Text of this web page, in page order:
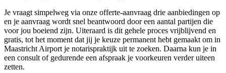
Je vraagt simpelweg via onze offerte-aanvraag drie aanbiedingen op
en je aanvraag wordt snel beantwoord door een aantal partijen die
voor jou boeiend zijn. Uiteraard is dit gehele proces vrijblijvend en
gratis, tot het moment dat jij je keuze permanent hebt gemaakt om in
Maastricht Airport je notarispraktijk uit te zoeken. Daarna kun je in
een consult of gedurende een afspraak je voorkeuren verder uiteen
zetten.